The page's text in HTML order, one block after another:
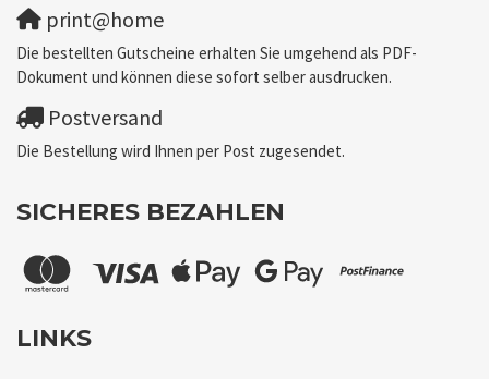
print@home
Die bestellten Gutscheine erhalten Sie umgehend als PDF-
Dokument und können diese sofort selber ausdrucken.
Postversand
Die Bestellung wird Ihnen per Post zugesendet.
SICHERES BEZAHLEN
LINKS